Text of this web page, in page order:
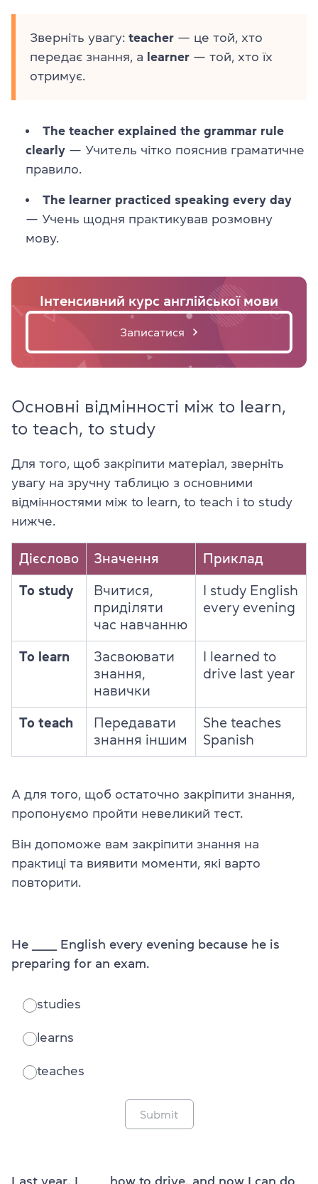
Зверніть увагу: teacher — це той, хто
передає знання, а
learner — той, хто їх
отримує.
The teacher explained the grammar rule
clearly — Учитель чітко пояснив граматичне
правило.
The learner practiced speaking every day
— Учень щодня практикував розмовну
мову.
Інтенсивний курс англійської мови
Записатися
Основні відмінності між to learn,
to teach, to study
Для того, щоб закріпити матеріал, зверніть
увагу на зручну таблицю з основними
відмінностями між to learn, to teach і to study
нижче.
Дієслово Значення Приклад
To study
Вчитися,
приділяти
час навчанню
I study English
every evening
To learn
Засвоювати
знання,
навички
I learned to
drive last year
To teach
Передавати
знання іншим
She teaches
Spanish
А для того, щоб остаточно закріпити знання,
пропонуємо пройти невеликий тест.
Він допоможе вам закріпити знання на
практиці та виявити моменти, які варто
повторити.
He _______ English every evening because he is
preparing for an exam.
studies
learns
teaches
Submit
Last year, I _______ how to drive, and now I can do